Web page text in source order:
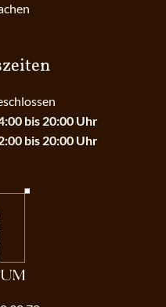
bis 20:00 Uhr
bis 20:00 Uhr